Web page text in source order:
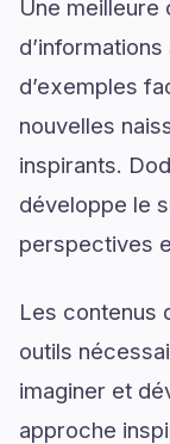
Une meilleure
d’exemples
nouvelles
inspirants.
développe le
perspectives
Les contenus
outils
imaginer et
approche